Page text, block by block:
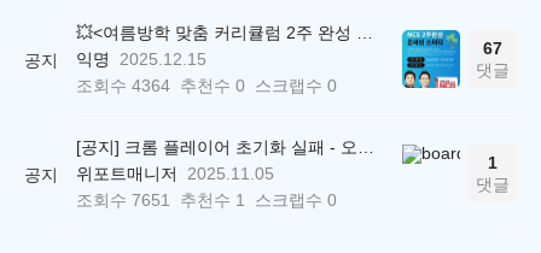
공지
익명
2025.12.15
조회수 4364 추천수 0 스크랩수 0
67
댓글
공지
위포트매니저
2025.11.05
조회수 7651 추천수 1 스크랩수 0
1
댓글